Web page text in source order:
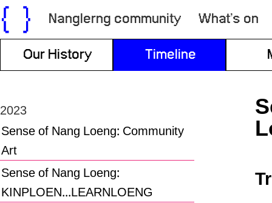
Nanglerng community What’s on
Our History Timeline
2023
Sense of Nang Loeng: Community
Art
Sense of Nang Loeng:
KINPLOEN...LEARNLOENG